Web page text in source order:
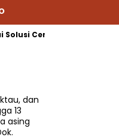
Cerdas untuk Hadapi